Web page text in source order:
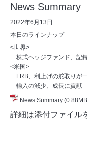
News Summary
2022年6月13日
本日のラインナップ
<世界>
株式ヘッジファンド、記
<米国>
FRB、利上げの舵取りが
輸入の減少、成長に貢献
News Summary
詳細は添付ファイル